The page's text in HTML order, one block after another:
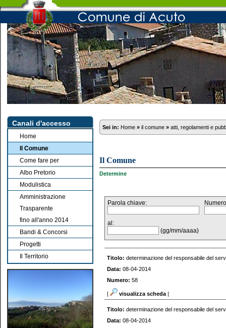
Canali d'accesso
Home
Il Comune
Come fare per
Albo Pretorio
Modulistica
Amministrazione
Trasparente
fino all'anno 2014
Bandi & Concorsi
Progetti
Il Territorio
Sei in: Home » il comune » atti, regolamenti e
Il Comune
Determine
Parola chiave:
al:
(gg/mm/aaaa)
Titolo: determinazione del responsabile del
Data: 08-04-2014
Numero: 58
| visualizza scheda |
Titolo: determinazione del responsabile del
Data: 08-04-2014